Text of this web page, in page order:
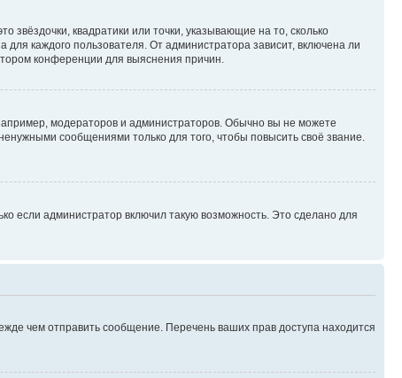
звёздочки, квадратики или точки, указывающие на то, сколько
каждого пользователя. От администратора зависит, включена ли
конференции для выяснения причин.
модераторов и администраторов. Обычно вы не можете
сообщениями только для того, чтобы повысить своё звание.
если администратор включил такую возможность. Это сделано для
чем отправить сообщение. Перечень ваших прав доступа находится